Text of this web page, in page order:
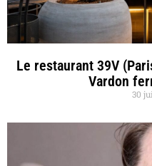
Le restaurant 39V
Vardon
30